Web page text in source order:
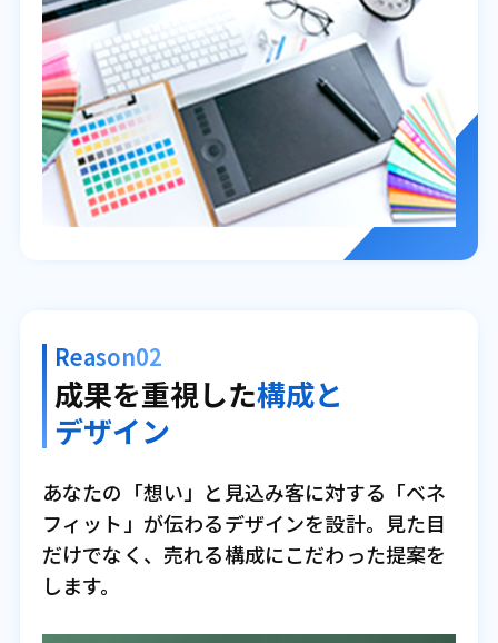
Reason02
成果を重視した構成と
デザイン
あなたの「想い」と見込み客に対する「ベネ
フィット」が伝わるデザインを設計。見た目
だけでなく、売れる構成にこだわった提案を
します。